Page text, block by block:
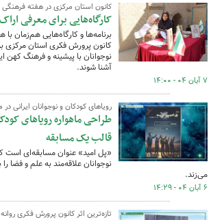
کانون استان مرکزی در هفته فرهنگی
کارگاه‌هایی برای معرفی
برنامه‌ها و کارگاه‌هایی هم‌زمان
کانون پرورش فکری استان مرکزی
نوجوانان با پیشینه و فرهنگ
آشنا شوند.
۷ آبان ۰۴ - ۱۴:۰۰
رویاهای کودکان و نوجوانان ایرانی
طراحی ماهواره رویاهای
قالب یک مسابقه
«پل امید» عنوان مسابقه‌ای است
نوجوانان علاقه‌مند به علم و فضا
می‌زند.
۶ آبان ۰۴ - ۱۴:۲۹
تازه‌ترین اثر کانون پرورش فکری